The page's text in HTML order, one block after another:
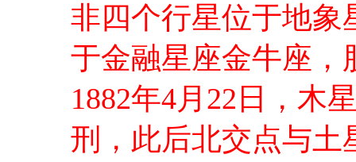
非四个行星位于地象
于金融星座金牛座，
1882年4月22日，木
刑，此后北交点与土